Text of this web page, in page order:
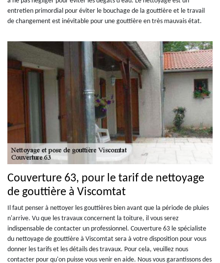
entretien primordial pour éviter le bouchage de la gouttière et le travail
de changement est inévitable pour une gouttière en très mauvais état.
Couverture 63, pour le tarif de nettoyage
de gouttière à Viscomtat
Il faut penser à nettoyer les gouttières bien avant que la période de pluies
n'arrive. Vu que les travaux concernent la toiture, il vous serez
indispensable de contacter un professionnel. Couverture 63 le spécialiste
du nettoyage de gouttière à Viscomtat sera à votre disposition pour vous
donner les tarifs et les détails des travaux. Pour cela, veuillez nous
contacter pour qu'on puisse vous venir en aide. Nous vous garantissons des